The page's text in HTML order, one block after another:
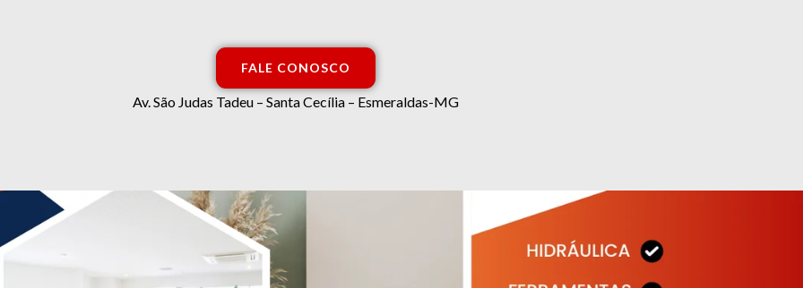
FALE CONOSCO
Av. São Judas Tadeu – Santa Cecília – Esmeraldas-MG